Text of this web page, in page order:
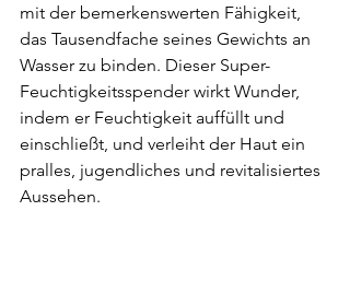
mit der bemerkenswerten Fähigkeit,
das Tausendfache seines Gewichts an
Wasser zu binden. Dieser Super-
Feuchtigkeitsspender wirkt Wunder,
indem er Feuchtigkeit auffüllt und
einschließt, und verleiht der Haut ein
pralles, jugendliches und revitalisiertes
Aussehen.